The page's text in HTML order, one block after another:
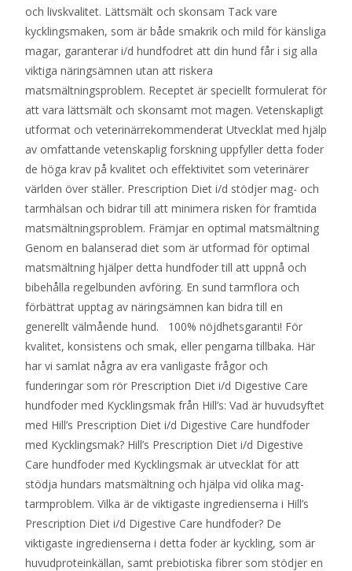
och livskvalitet. Lättsmält och skonsam Tack vare
kycklingsmaken, som är både smakrik och mild för känsliga
magar, garanterar i/d hundfodret att din hund får i sig alla
viktiga näringsämnen utan att riskera
matsmältningsproblem. Receptet är speciellt formulerat för
att vara lättsmält och skonsamt mot magen. Vetenskapligt
utformat och veterinärrekommenderat Utvecklat med hjälp
av omfattande vetenskaplig forskning uppfyller detta foder
de höga krav på kvalitet och effektivitet som veterinärer
världen över ställer. Prescription Diet i/d stödjer mag- och
tarmhälsan och bidrar till att minimera risken för framtida
matsmältningsproblem. Främjar en optimal matsmältning
Genom en balanserad diet som är utformad för optimal
matsmältning hjälper detta hundfoder till att uppnå och
bibehålla regelbunden avföring. En sund tarmflora och
förbättrat upptag av näringsämnen kan bidra till en
generellt välmående hund. 100% nöjdhetsgaranti! För
kvalitet, konsistens och smak, eller pengarna tillbaka. Här
har vi samlat några av era vanligaste frågor och
funderingar som rör Prescription Diet i/d Digestive Care
hundfoder med Kycklingsmak från Hill’s: Vad är huvudsyftet
med Hill’s Prescription Diet i/d Digestive Care hundfoder
med Kycklingsmak? Hill’s Prescription Diet i/d Digestive
Care hundfoder med Kycklingsmak är utvecklat för att
stödja hundars matsmältning och hjälpa vid olika mag-
tarmproblem. Vilka är de viktigaste ingredienserna i Hill’s
Prescription Diet i/d Digestive Care hundfoder? De
viktigaste ingredienserna i detta foder är kyckling, som är
huvudproteinkällan, samt prebiotiska fibrer som stödjer en